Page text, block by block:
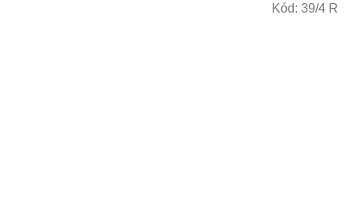
Kód: 39/4 R